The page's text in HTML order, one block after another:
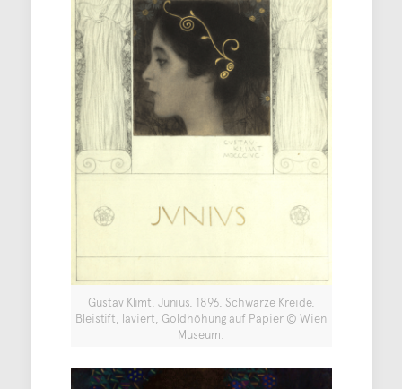
Gustav Klimt, Junius, 1896, Schwarze Kreide,
Bleistift, laviert, Goldhöhung auf Papier © Wien
Museum.